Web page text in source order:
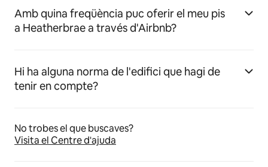
Amb quina freqüència puc oferir el meu pis
a Heatherbrae a través d'Airbnb?
Hi ha alguna norma de l'edifici que hagi de
tenir en compte?
No trobes el que buscaves?
Visita el Centre d'ajuda